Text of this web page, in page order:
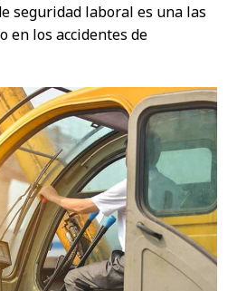
seguridad laboral es una las
en los accidentes de